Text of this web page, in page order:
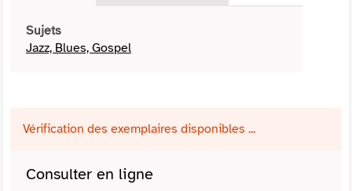
Sujets
Jazz, Blues, Gospel
Vérification des exemplaires disponibles ...
Consulter en ligne